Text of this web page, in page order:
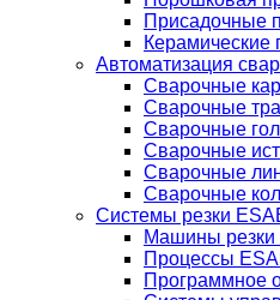
Присадочные
Керамические
Автоматизация
Сварочные
Сварочные
Сварочные
Сварочные
Сварочные
Сварочные
Системы резки
Машины резки
Процессы
Программное